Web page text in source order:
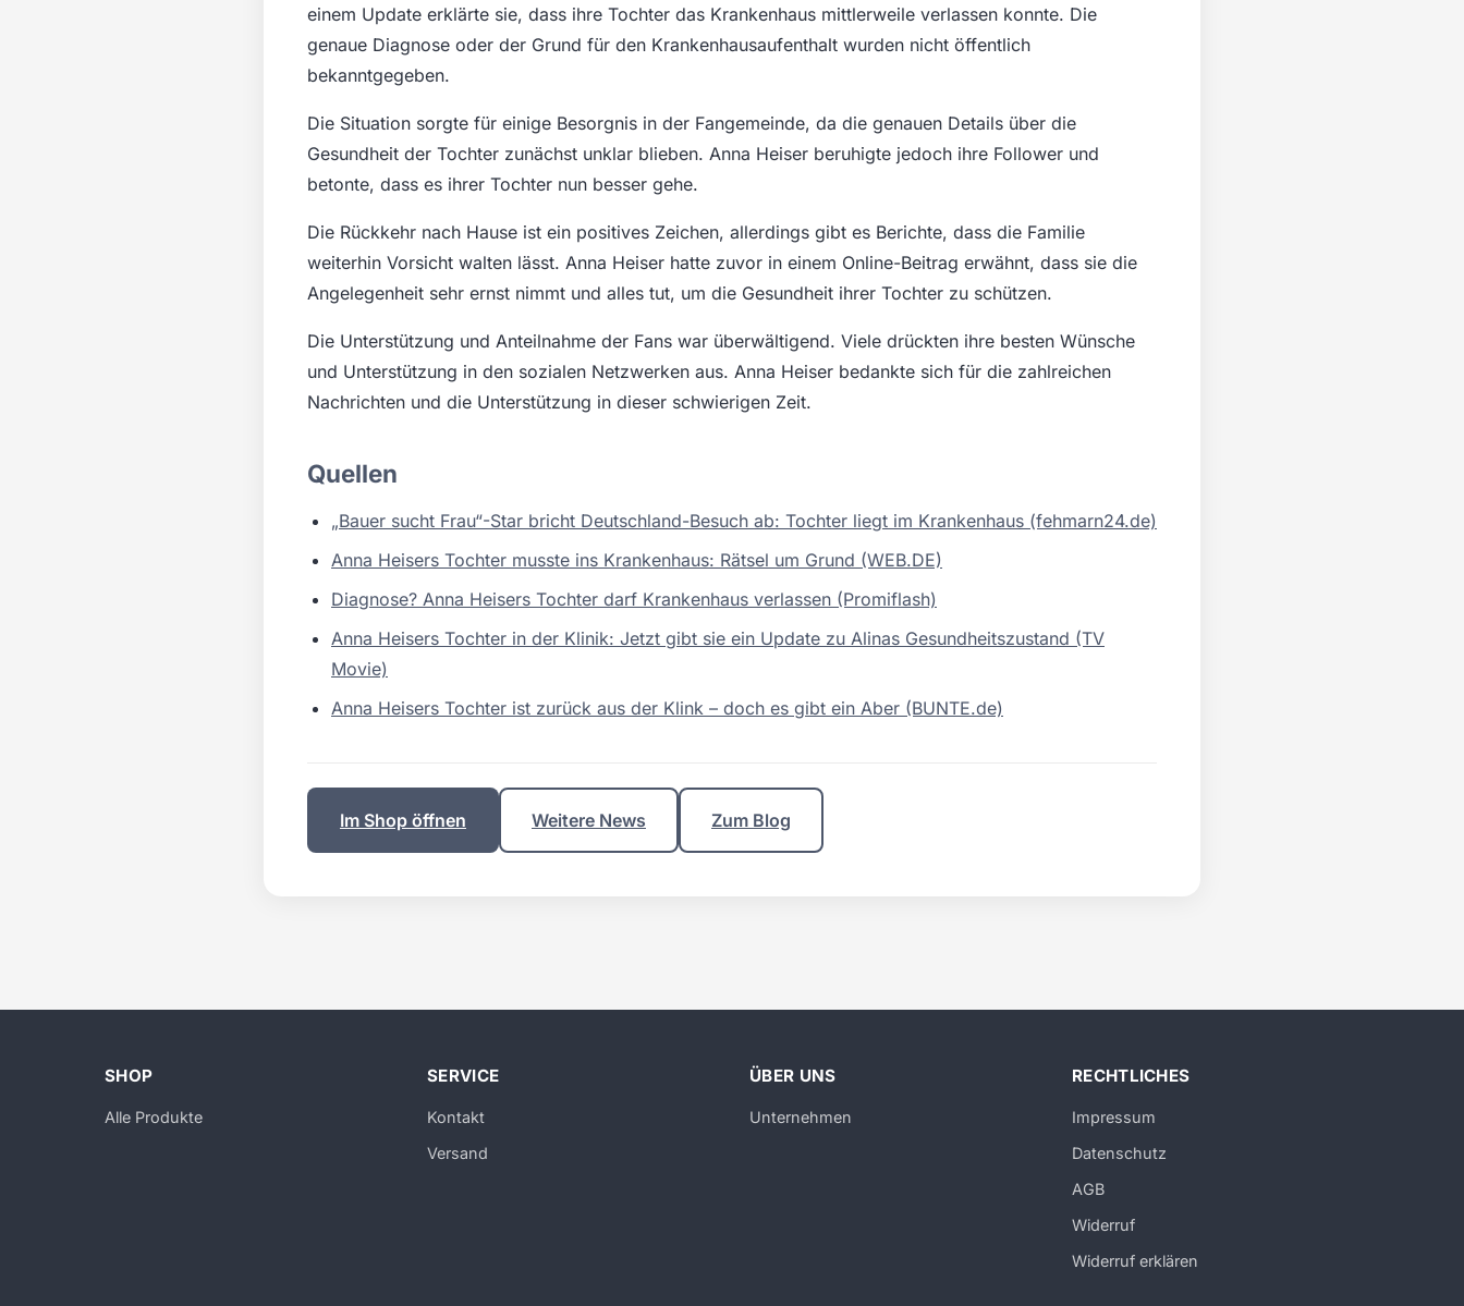
einem Update erklärte sie, dass ihre Tochter das Krankenhaus mittlerweile verlassen konnte. Die
genaue Diagnose oder der Grund für den Krankenhausaufenthalt wurden nicht öffentlich
bekanntgegeben.
Die Situation sorgte für einige Besorgnis in der Fangemeinde, da die genauen Details über die
Gesundheit der Tochter zunächst unklar blieben. Anna Heiser beruhigte jedoch ihre Follower und
betonte, dass es ihrer Tochter nun besser gehe.
Die Rückkehr nach Hause ist ein positives Zeichen, allerdings gibt es Berichte, dass die Familie
weiterhin Vorsicht walten lässt. Anna Heiser hatte zuvor in einem Online-Beitrag erwähnt, dass sie die
Angelegenheit sehr ernst nimmt und alles tut, um die Gesundheit ihrer Tochter zu schützen.
Die Unterstützung und Anteilnahme der Fans war überwältigend. Viele drückten ihre besten Wünsche
und Unterstützung in den sozialen Netzwerken aus. Anna Heiser bedankte sich für die zahlreichen
Nachrichten und die Unterstützung in dieser schwierigen Zeit.
Quellen
„Bauer sucht Frau“-Star bricht Deutschland-Besuch ab: Tochter liegt im Krankenhaus (fehmarn24.de)
Anna Heisers Tochter musste ins Krankenhaus: Rätsel um Grund (WEB.DE)
Diagnose? Anna Heisers Tochter darf Krankenhaus verlassen (Promiflash)
Anna Heisers Tochter in der Klinik: Jetzt gibt sie ein Update zu Alinas Gesundheitszustand (TV
Movie)
Anna Heisers Tochter ist zurück aus der Klink – doch es gibt ein Aber (BUNTE.de)
Im Shop öffnen Weitere News Zum Blog
SHOP
Alle Produkte
SERVICE
Kontakt
Versand
ÜBER UNS
Unternehmen
RECHTLICHES
Impressum
Datenschutz
AGB
Widerruf
Widerruf erklären